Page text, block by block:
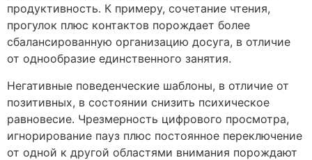
продуктивность. К примеру, сочетание чтения,
прогулок плюс контактов порождает более
сбалансированную организацию досуга, в отличие
от однообразие единственного занятия.
Негативные поведенческие шаблоны, в отличие от
позитивных, в состоянии снизить психическое
равновесие. Чрезмерность цифрового просмотра,
игнорирование пауз плюс постоянное переключение
от одной к другой областями внимания порождают